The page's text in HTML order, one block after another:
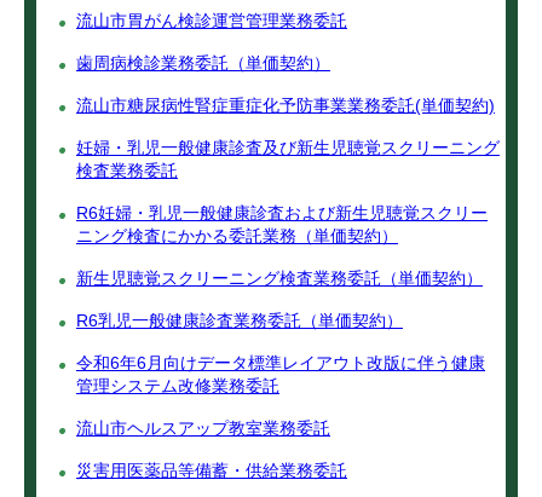
流山市胃がん検診運営管理業務委託
歯周病検診業務委託（単価契約）
流山市糖尿病性腎症重症化予防事業業務委託(単価契約)
妊婦・乳児一般健康診査及び新生児聴覚スクリーニング
検査業務委託
R6妊婦・乳児一般健康診査および新生児聴覚スクリー
ニング検査にかかる委託業務（単価契約）
新生児聴覚スクリーニング検査業務委託（単価契約）
R6乳児一般健康診査業務委託（単価契約）
令和6年6月向けデータ標準レイアウト改版に伴う健康
管理システム改修業務委託
流山市ヘルスアップ教室業務委託
災害用医薬品等備蓄・供給業務委託